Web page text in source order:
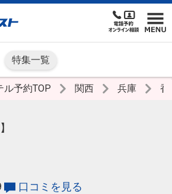
特集一覧
ル予約TOP 関西 兵庫
口コミを見る